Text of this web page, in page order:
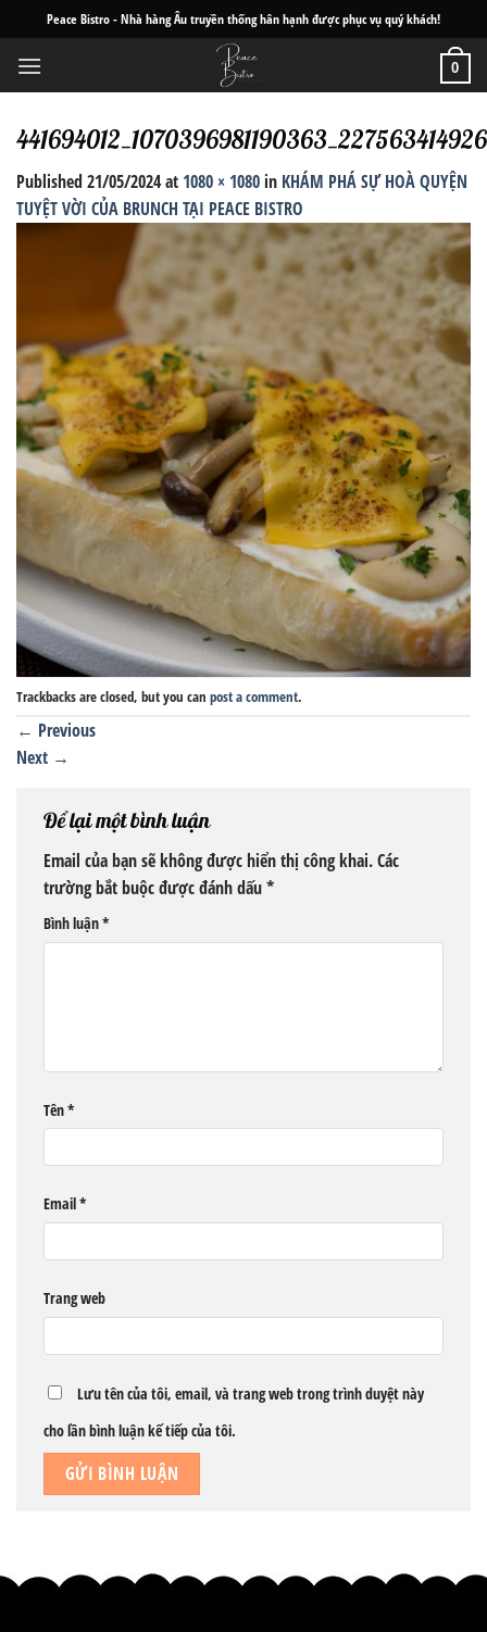
to
content
Peace Bistro - Nhà hàng Âu truyền thống hân hạnh được phục vụ quý khách!
0
Published 21/05/2024at 1080 × 1080 in KHÁM PHÁ SỰ HOÀ QUYỆN
TUYỆT VỜI CỦA BRUNCH TẠI PEACE BISTRO
Trackbacks are closed, but you can post a comment.
← Previous
Next →
Để lại một bình luận
Email của bạn sẽ không được hiển thị công khai.Các
trường bắt buộc được đánh dấu*
Bình luận*
Tên*
Email*
Trang web
Lưu tên của tôi, email, và trang web trong trình duyệt này
cho lần bình luận kế tiếp của tôi.